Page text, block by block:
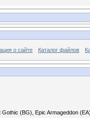
о сайте Каталог файлов
(BG), Epic Armageddon